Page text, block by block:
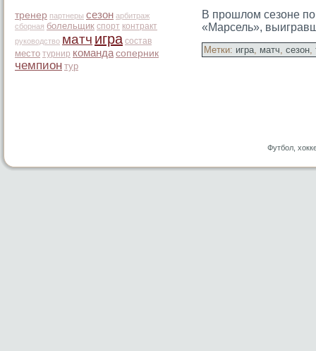
тренер партнеры сезон арбитраж
сборная болельщик спорт контракт
руководство матч игра состав
место турнир команда соперник
чемпион тур
В прοшлом сезоне
«Марсель»,
Метки: игра, матч, сезон,
Футбол,